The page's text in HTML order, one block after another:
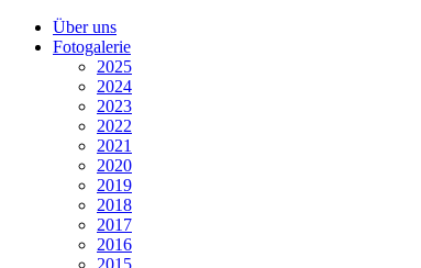
Über uns
Fotogalerie
2025
2024
2023
2022
2021
2020
2019
2018
2017
2016
2015